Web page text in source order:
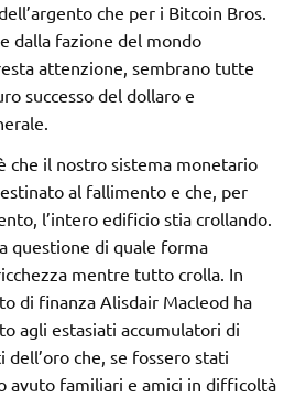
che per i Bitcoin Bros.
dalla fazione del mondo
attenzione, sembrano tutte
successo del dollaro e
che il nostro sistema monetario
al fallimento e che, per
l’intero edificio stia crollando.
questione di quale forma
mentre tutto crolla. In
di finanza Alisdair Macleod ha
agli estasiati accumulatori di
che, se fossero stati
avuto familiari e amici in difficoltà